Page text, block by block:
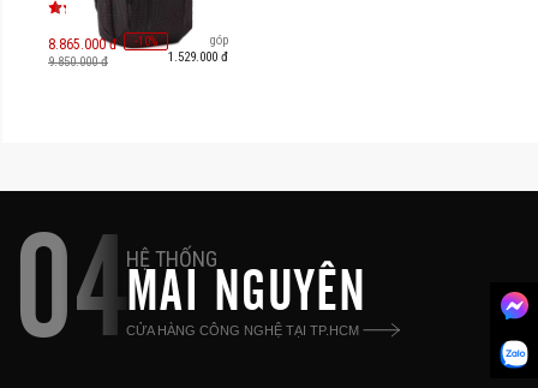
8.865.000 đ -10%
9.850.000 đ
Trả góp
1.529.000 đ
04HỆ THỐNG
MAI NGUYÊN
CỬA HÀNG CÔNG NGHỆ TẠI TP.HCM